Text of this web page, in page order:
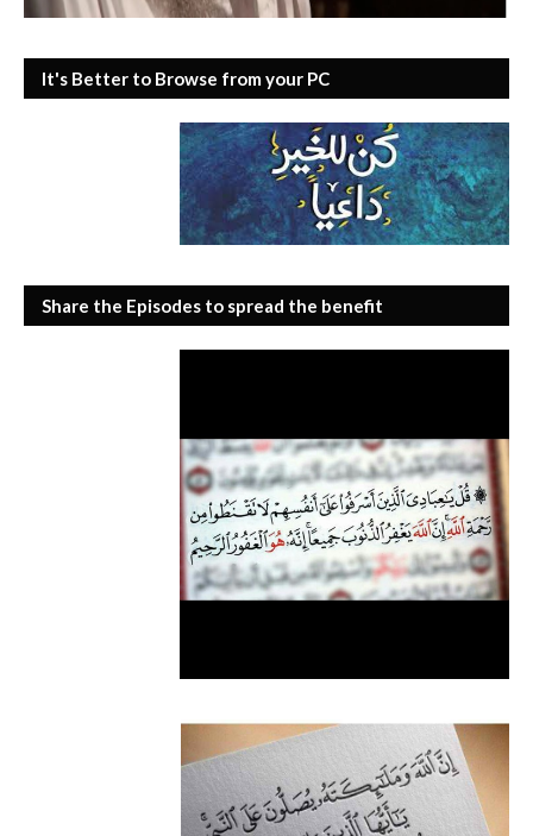
It's Better to Browse from your PC
Share the Episodes to spread the benefit